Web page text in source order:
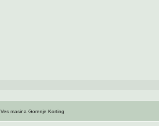
Ves masina Gorenje Korting